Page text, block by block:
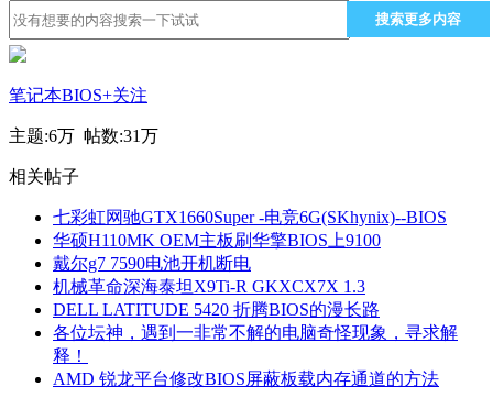
搜索更多内容
笔记本BIOS+关注
主题:6万 帖数:31万
相关帖子
七彩虹网驰GTX1660Super -电竞6G(SKhynix)--BIOS
华硕H110MK OEM主板刷华擎BIOS上9100
戴尔g7 7590电池开机断电
机械革命深海泰坦X9Ti-R GKXCX7X 1.3
DELL LATITUDE 5420 折腾BIOS的漫长路
各位坛神，遇到一非常不解的电脑奇怪现象，寻求解
释！
AMD 锐龙平台修改BIOS屏蔽板载内存通道的方法